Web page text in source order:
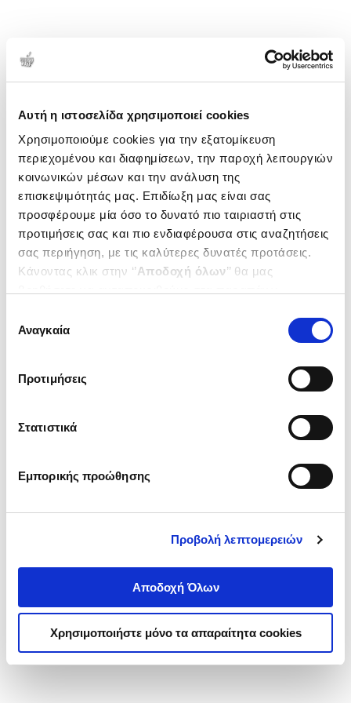
Αυτή η ιστοσελίδα χρησιμοποιεί cookies
Χρησιμοποιούμε cookies για την εξατομίκευση
περιεχομένου και διαφημίσεων, την παροχή λειτουργιών
κοινωνικών μέσων και την ανάλυση της
επισκεψιμότητάς μας. Επιδίωξη μας είναι σας
προσφέρουμε μία όσο το δυνατό πιο ταιριαστή στις
προτιμήσεις σας και πιο ενδιαφέρουσα στις αναζητήσεις
σας περιήγηση, με τις καλύτερες δυνατές προτάσεις.
Κάνοντας κλικ στην ‘’Αποδοχή όλων’’ θα μας
ενδιαφέρουν και να επιλέξετε από τα παρακάτω με την
΄΄και να ενημερωθείτε σχετικά με
συγκατάθεσης
Αναγκαία
Προτιμήσεις
Στατιστικά
Εμπορικής προώθησης
Προβολή λεπτομερειών
Αποδοχή Όλων
Χρησιμοποιήστε μόνο τα απαραίτητα cookies